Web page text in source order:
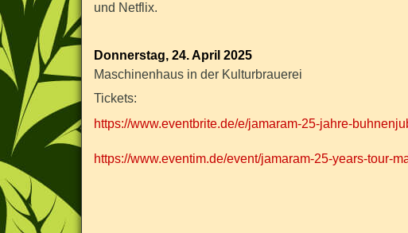
und Netflix.
Donnerstag, 24. April 2025
Maschinenhaus in der Kulturbrauerei
Tickets:
https://www.eventbrite.de/e/jamaram-25-jahre-
https://www.eventim.de/event/jamaram-25-years-tour-